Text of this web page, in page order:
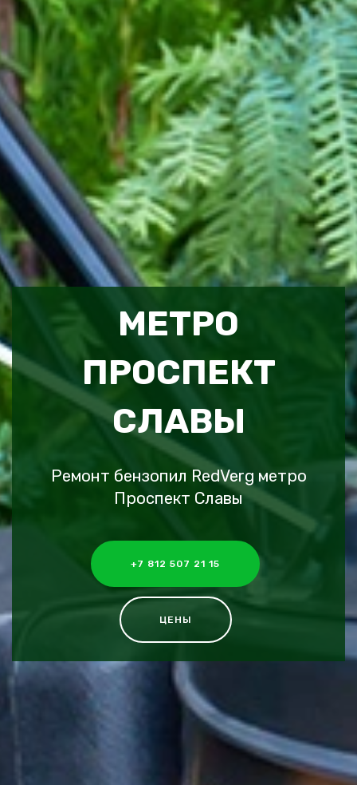
МЕТРО
ПРОСПЕКТ
СЛАВЫ
Ремонт бензопил RedVerg метро
Проспект Славы
+7 812 507 21 15
ЦЕНЫ